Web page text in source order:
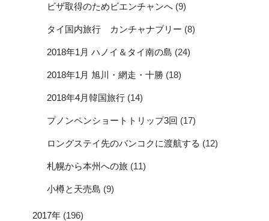
ビザ取得のためビエンチャンへ (9)
タイ国内旅行 カンチャナブリー (8)
2018年1月 ハノイ＆タイ南の島 (24)
2018年1月 旭川・網走・十勝 (18)
2018年4月韓国旅行 (14)
プノンペンショートトリップ3回 (17)
ロングステイ先のバンコクに渡航する (12)
札幌から本州への旅 (11)
小樽と天売島 (9)
2017年 (196)